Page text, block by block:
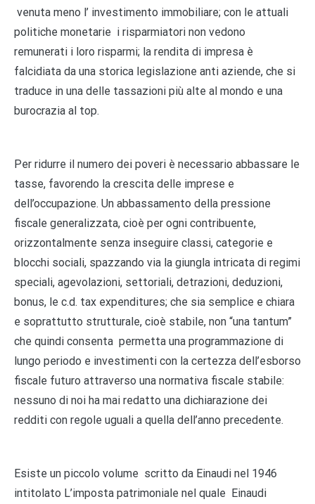
venuta meno l’ investimento immobiliare; con le attuali
politiche monetarie i risparmiatori non vedono
remunerati i loro risparmi; la rendita di impresa è
falcidiata da una storica legislazione anti aziende, che si
traduce in una delle tassazioni più alte al mondo e una
burocrazia al top.
Per ridurre il numero dei poveri è necessario abbassare le
tasse, favorendo la crescita delle imprese e
dell’occupazione. Un abbassamento della pressione
fiscale generalizzata, cioè per ogni contribuente,
orizzontalmente senza inseguire classi, categorie e
blocchi sociali, spazzando via la giungla intricata di regimi
speciali, agevolazioni, settoriali, detrazioni, deduzioni,
bonus, le c.d. tax expenditures; che sia semplice e chiara
e soprattutto strutturale, cioè stabile, non “una tantum”
che quindi consenta permetta una programmazione di
lungo periodo e investimenti con la certezza dell’esborso
fiscale futuro attraverso una normativa fiscale stabile:
nessuno di noi ha mai redatto una dichiarazione dei
redditi con regole uguali a quella dell’anno precedente.
Esiste un piccolo volume scritto da Einaudi nel 1946
intitolato L’imposta patrimoniale nel quale Einaudi